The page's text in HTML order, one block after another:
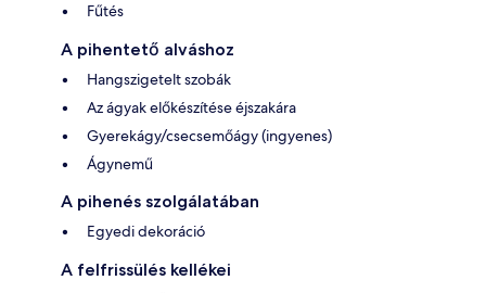
Fűtés
A pihentető alváshoz
Hangszigetelt szobák
Az ágyak előkészítése éjszakára
Gyerekágy/csecsemőágy (ingyenes)
Ágynemű
A pihenés szolgálatában
Egyedi dekoráció
A felfrissülés kellékei